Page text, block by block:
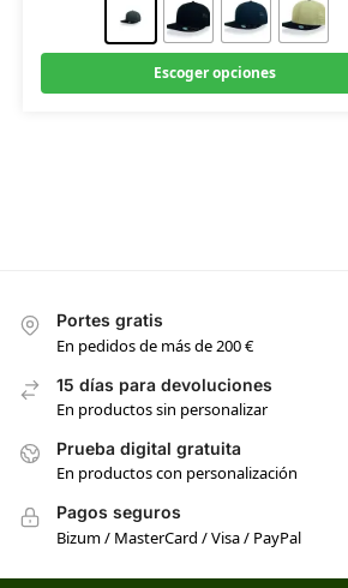
Escoger opciones
Portes gratis
En pedidos de más de 200 €
15 días para devoluciones
En productos sin personalizar
Prueba digital gratuita
En productos con personalización
Pagos seguros
Bizum / MasterCard / Visa / PayPal